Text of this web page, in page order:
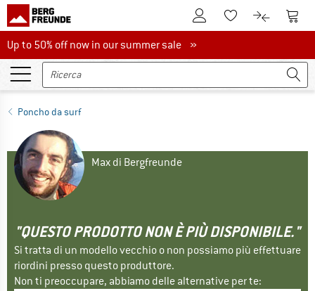
Al conto clienteAlla lista
Al Al
Up to 50% off now in our summer sale
Up to 50% off now in our summer sale »
Poncho da surf
Max di Bergfreunde
"QUESTO PRODOTTO NON È PIÙ DISPONIBILE."
Si tratta di un modello vecchio o non possiamo più effettuare
riordini presso questo produttore.
Non ti preoccupare, abbiamo delle alternative per te: